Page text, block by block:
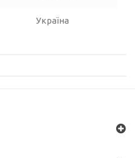
Україна